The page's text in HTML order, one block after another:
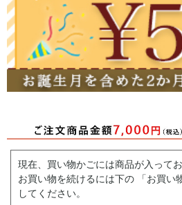
現在、買い物かごには商品が入ってお
お買い物を続けるには下の 「お買い
してください。